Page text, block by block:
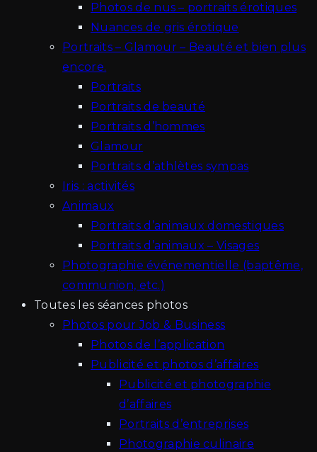
Photos de nus – portraits érotiques
Nuances de gris érotique
Portraits – Glamour – Beauté et bien plus
encore.
Portraits
Portraits de beauté
Portraits d’hommes
Glamour
Portraits d’athlètes sympas
Iris : activités
Animaux
Portraits d’animaux domestiques
Portraits d’animaux – Visages
Photographie événementielle (baptême,
communion, etc.)
Toutes les séances photos
Photos pour Job & Business
Photos de l’application
Publicité et photos d’affaires
Publicité et photographie
d’affaires
Portraits d’entreprises
Photographie culinaire